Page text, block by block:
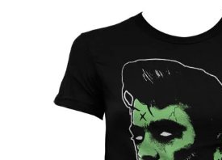
SKIP TO PRODUCT INFORMATION